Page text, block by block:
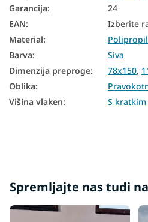
Garancija:
24
EAN:
Izberite
Material:
Barva:
Siva
Dimenzija preproge: 78x150,
Oblika:
Višina vlaken: S
Spremljajte nas tudi